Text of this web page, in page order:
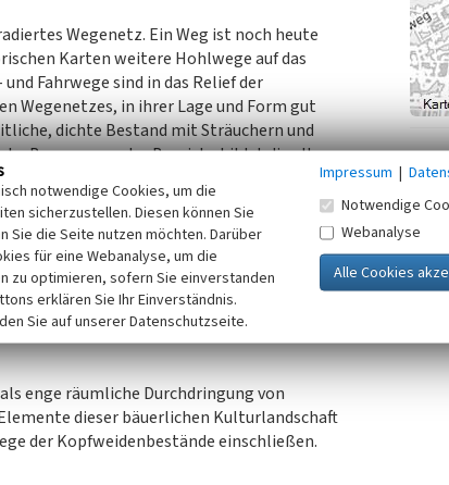
Wegenetz. Ein Weg ist noch heute
Karten weitere Hohlwege auf das
Fahrwege sind in das Relief der
Wegenetzes, in ihrer Lage und Form gut
dichte Bestand mit Sträuchern und
Begrenzung des Bereichs bildet die alte
durch die Kulturlandschaft des
Flächen der Castroper Höhenplatte und
1900 infolge der Entwicklung des Bergbaus, der
einherging, sind vorwiegend entlang des
kennzeichnet die ursprüngliche bäuerliche
enge räumliche Durchdringung von
dieser bäuerlichen Kulturlandschaft
der Kopfweidenbestände einschließen.
notwendige Cookies, um die
sicherzustellen. Diesen können Sie
Sie die Seite nutzen möchten. Darüber
für eine Webanalyse, um die
zu optimieren, sofern Sie einverstanden
erklären Sie Ihr Einverständnis.
Sie auf unserer Datenschutzseite.
Impressum |
Notwendige
Webanalyse